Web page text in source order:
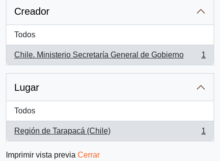
Creador
Todos
Chile. Ministerio Secretaría General de Gobierno
, 1 resultados
1
Lugar
Todos
Región de Tarapacá (Chile)
, 1 resultados
1
Imprimir vista previa Cerrar